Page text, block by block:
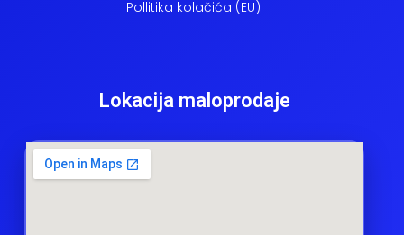
Pollitika kolačića (EU)
Lokacija maloprodaje